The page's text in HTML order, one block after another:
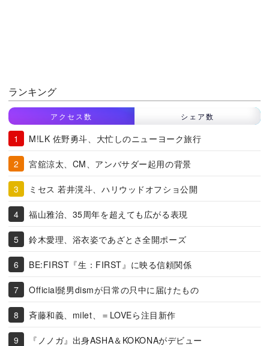
ランキング
アクセス数 シェア数
M!LK 佐野勇斗、大忙しのニューヨーク旅行
宮舘涼太、CM、アンバサダー起用の背景
ミセス 若井滉斗、ハリウッドオフショ公開
福山雅治、35周年を超えても広がる表現
鈴木愛理、浴衣姿であざとさ全開ポーズ
BE:FIRST『生：FIRST』に映る信頼関係
Official髭男dismが日常の只中に届けたもの
斉藤和義、milet、＝LOVEら注目新作
『ノノガ』出身ASHA＆KOKONAがデビュー